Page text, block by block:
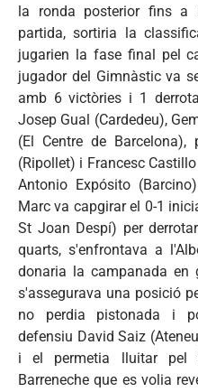
la ronda posterior fins a
partida, sortiria la
jugarien la fase final pel
jugador del Gimnàstic va
amb 6 victòries i 1
Josep Gual (Cardedeu),
(El Centre de Barcelona),
(Ripollet) i Francesc
Antonio Expósito
Marc va capgirar el 0-1
St Joan Despí) per
quarts, s'enfrontava a
donaria la campanada en
s'assegurava una posició
no perdia pistonada i
defensiu David Saiz
i el permetia lluitar pel
Barreneche que es volia